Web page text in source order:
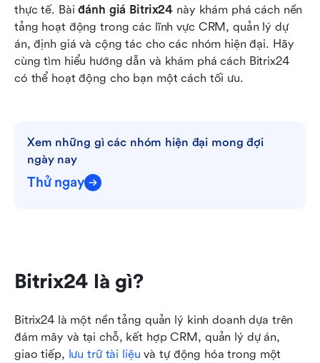
thực tế. Bài đánh giá Bitrix24 này khám phá cách nền
tảng hoạt động trong các lĩnh vực CRM, quản lý dự
án, định giá và cộng tác cho các nhóm hiện đại. Hãy
cùng tìm hiểu hướng dẫn và khám phá cách Bitrix24
có thể hoạt động cho bạn một cách tối ưu.
Xem những gì các nhóm hiện đại mong đợi
ngày nay
Thử ngay
Bitrix24 là gì?
Bitrix24 là một nền tảng quản lý kinh doanh dựa trên
đám mây và tại chỗ, kết hợp CRM, quản lý dự án,
giao tiếp, lưu trữ tài liệu và tự động hóa trong một
Phân tích trường hợp sử dụng: Ai nên sử dụng
Bitrix24?
Kết luận